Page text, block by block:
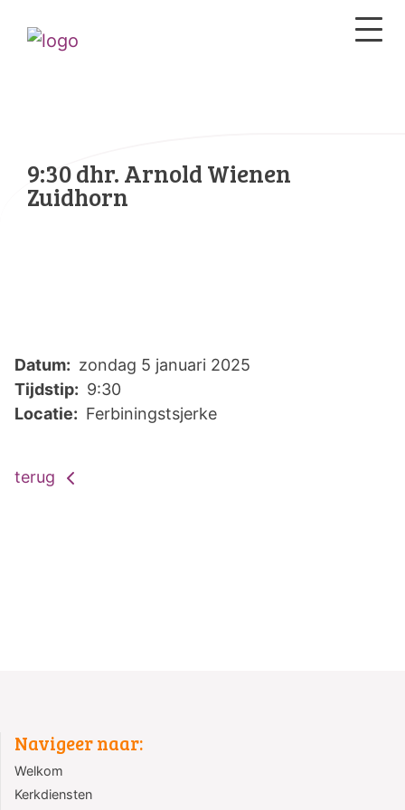
9:30 dhr. Arnold Wienen
Zuidhorn
Datum: zondag 5 januari 2025
Tijdstip: 9:30
Locatie: Ferbiningstsjerke
terug
Navigeer naar:
Welkom
Kerkdiensten